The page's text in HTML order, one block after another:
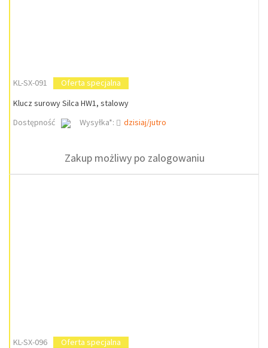
KL-SX-091
Oferta specjalna
Klucz surowy Silca HW1, stalowy
Dostępność
Wysyłka*: dzisiaj/jutro
Zakup możliwy po zalogowaniu
KL-SX-096
Oferta specjalna